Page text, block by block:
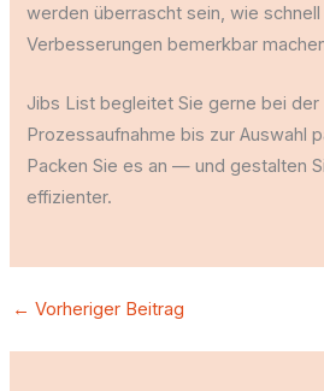
werden überrascht sein, wie
Verbesserungen bemerkbar
Jibs List begleitet Sie gerne bei
Prozessaufnahme bis zur Auswahl
Packen Sie es an — und gestalten
effizienter.
← Vorheriger Beitrag